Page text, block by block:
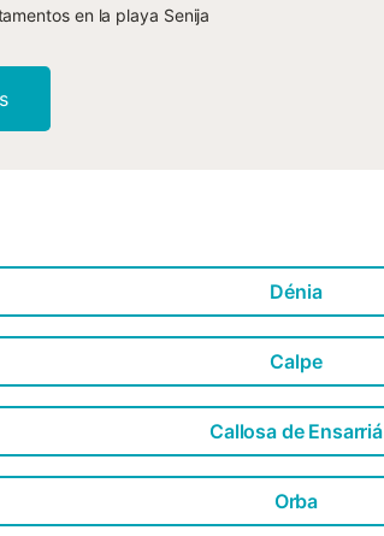
en la playa Senija
Dénia
Calpe
Callosa de Ensarriá
Orba